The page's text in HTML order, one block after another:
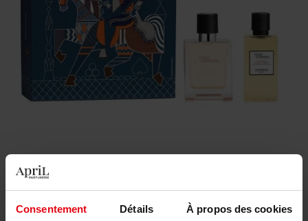
Consentement Détails À propos des cookies
100,90 €
Quantité